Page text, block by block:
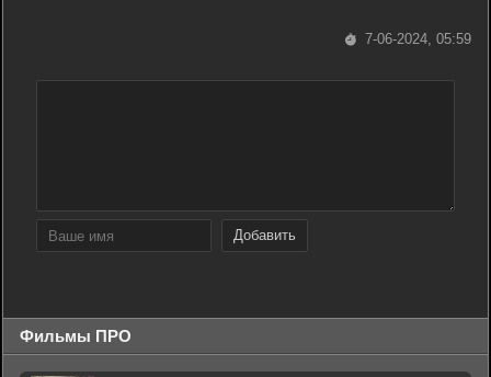
7-06-2024, 05:59
Добавить
Фильмы ПРО